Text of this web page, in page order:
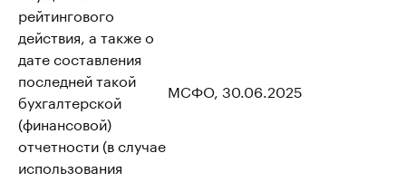
рейтингового
действия, а также о
дате составления
последней такой
бухгалтерской
(финансовой)
отчетности (в случае
использования
МСФО, 30.06.2025